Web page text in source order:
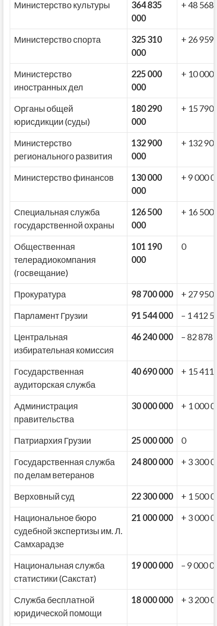
Министерство культуры
364 835
000
+ 48 568
Министерство спорта
325 310
000
+ 26 959
Министерство
иностранных дел
225 000
000
+ 10 000
Органы общей
юрисдикции (суды)
180 290
000
+ 15 790
Министерство
регионального развития
132 900
000
+ 132
Министерство финансов
130 000
000
+ 9 000
Специальная служба
государственной охраны
126 500
000
+ 16 500
Общественная
телерадиокомпания
(госвещание)
101 190
000
0
Прокуратура 98 700 000
+ 27 950
Парламент Грузии
91 544 000
– 1 412
Центральная
избирательная комиссия
46 240 000 – 82 878
Государственная
аудиторская служба
40 690 000 + 15 411
Администрация
правительства
30 000 000 + 1 000
Патриархия Грузии 25 000 000
0
Государственная служба
по делам ветеранов
24 800 000 + 3 300
Верховный суд 22 300 000
+ 1 500
Национальное бюро
судебной экспертизы им. Л.
Самхарадзе
21 000 000 + 3 000
Национальная служба
статистики (Сакстат)
19 000 000 – 9 000
Служба бесплатной
юридической помощи
18 000 000 + 3 200